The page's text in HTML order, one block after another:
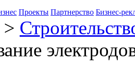
Проекты Партнерство Бизнес-
>